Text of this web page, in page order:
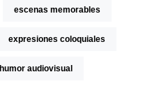
escenas memorables
expresiones coloquiales
humor audiovisual